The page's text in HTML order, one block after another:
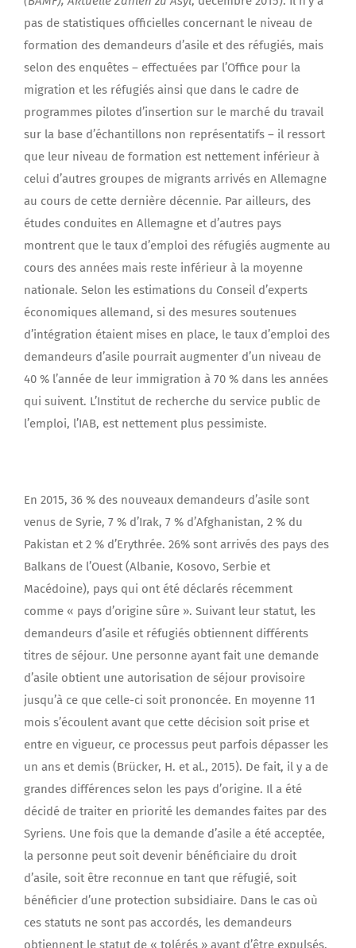
pas de statistiques officielles concernant le niveau de
formation des demandeurs d’asile et des réfugiés, mais
selon des enquêtes – effectuées par l’Office pour la
migration et les réfugiés ainsi que dans le cadre de
programmes pilotes d’insertion sur le marché du travail
sur la base d’échantillons non représentatifs – il ressort
que leur niveau de formation est nettement inférieur à
celui d’autres groupes de migrants arrivés en Allemagne
au cours de cette dernière décennie. Par ailleurs, des
études conduites en Allemagne et d’autres pays
montrent que le taux d’emploi des réfugiés augmente au
cours des années mais reste inférieur à la moyenne
nationale. Selon les estimations du Conseil d’experts
économiques allemand, si des mesures soutenues
d’intégration étaient mises en place, le taux d’emploi des
demandeurs d’asile pourrait augmenter d’un niveau de
40 % l’année de leur immigration à 70 % dans les années
qui suivent. L’Institut de recherche du service public de
l’emploi, l’IAB, est nettement plus pessimiste.
En 2015, 36 % des nouveaux demandeurs d’asile sont
venus de Syrie, 7 % d’Irak, 7 % d’Afghanistan, 2 % du
Pakistan et 2 % d’Erythrée. 26% sont arrivés des pays des
Balkans de l’Ouest (Albanie, Kosovo, Serbie et
Macédoine), pays qui ont été déclarés récemment
comme « pays d’origine sûre ». Suivant leur statut, les
demandeurs d’asile et réfugiés obtiennent différents
titres de séjour. Une personne ayant fait une demande
d’asile obtient une autorisation de séjour provisoire
jusqu’à ce que celle-ci soit prononcée. En moyenne 11
mois s’écoulent avant que cette décision soit prise et
entre en vigueur, ce processus peut parfois dépasser les
un ans et demis (Brücker, H. et al., 2015). De fait, il y a de
grandes différences selon les pays d’origine. Il a été
décidé de traiter en priorité les demandes faites par des
Syriens. Une fois que la demande d’asile a été acceptée,
la personne peut soit devenir bénéficiaire du droit
d’asile, soit être reconnue en tant que réfugié, soit
bénéficier d’une protection subsidiaire. Dans le cas où
ces statuts ne sont pas accordés, les demandeurs
obtiennent le statut de « tolérés » avant d’être expulsés.